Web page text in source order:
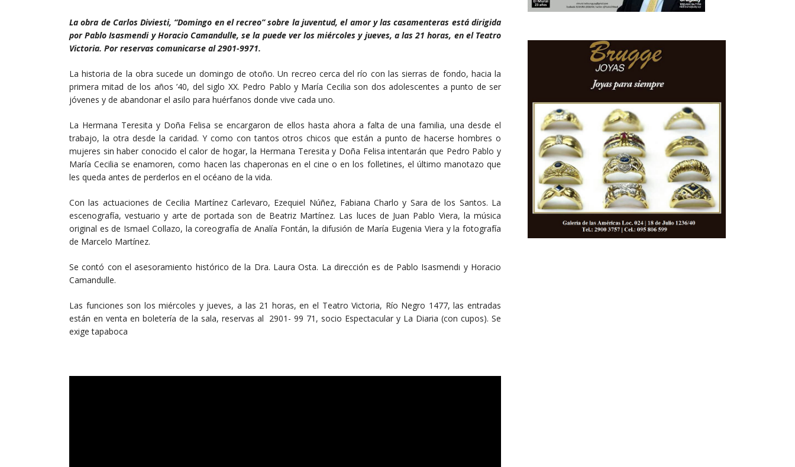
La obra de Carlos Diviesti, “Domingo en el recreo” sobre la juventud, el amor y las casamenteras está dirigida
por Pablo Isasmendi y Horacio Camandulle, se la puede ver los miércoles y jueves, a las 21 horas, en el Teatro
Victoria. Por reservas comunicarse al 2901-9971.
La historia de la obra sucede un domingo de otoño. Un recreo cerca del río con las sierras de fondo, hacia la
primera mitad de los años ’40, del siglo XX. Pedro Pablo y María Cecilia son dos adolescentes a punto de ser
jóvenes y de abandonar el asilo para huérfanos donde vive cada uno.
La Hermana Teresita y Doña Felisa se encargaron de ellos hasta ahora a falta de una familia, una desde el
trabajo, la otra desde la caridad. Y como con tantos otros chicos que están a punto de hacerse hombres o
mujeres sin haber conocido el calor de hogar, la Hermana Teresita y Doña Felisa intentarán que Pedro Pablo y
María Cecilia se enamoren, como hacen las chaperonas en el cine o en los folletines, el último manotazo que
les queda antes de perderlos en el océano de la vida.
Con las actuaciones de Cecilia Martínez Carlevaro, Ezequiel Núñez, Fabiana Charlo y Sara de los Santos. La
escenografía, vestuario y arte de portada son de Beatriz Martínez. Las luces de Juan Pablo Viera, la música
original es de Ismael Collazo, la coreografía de Analía Fontán, la difusión de María Eugenia Viera y la fotografía
de Marcelo Martínez.
Se contó con el asesoramiento histórico de la Dra. Laura Osta. La dirección es de Pablo Isasmendi y Horacio
Camandulle.
Las funciones son los miércoles y jueves, a las 21 horas, en el Teatro Victoria, Río Negro 1477, las entradas
están en venta en boletería de la sala, reservas al 2901- 99 71, socio Espectacular y La Diaria (con cupos). Se
exige tapaboca